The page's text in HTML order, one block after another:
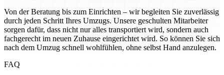
Von der Beratung bis zum Einrichten – wir begleiten Sie zuverlässig
durch jeden Schritt Ihres Umzugs. Unsere geschulten Mitarbeiter
sorgen dafür, dass nicht nur alles transportiert wird, sondern auch
fachgerecht im neuen Zuhause eingerichtet wird. So können Sie sich
nach dem Umzug schnell wohlfühlen, ohne selbst Hand anzulegen.
FAQ